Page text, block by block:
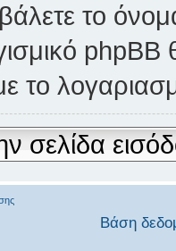
το
το
σελίδα
Βάση